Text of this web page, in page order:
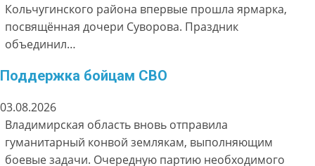
Кольчугинского района впервые прошла ярмарка,
посвящённая дочери Суворова. Праздник
объединил…
Поддержка бойцам СВО
03.08.2026
Владимирская область вновь отправила
гуманитарный конвой землякам, выполняющим
боевые задачи. Очередную партию необходимого